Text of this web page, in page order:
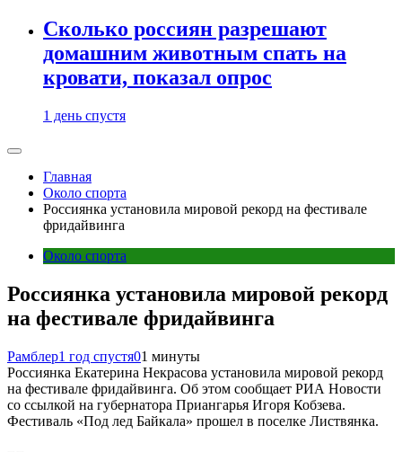
Сколько россиян разрешают
домашним животным спать на
кровати, показал опрос
1 день спустя
Главная
Около спорта
Россиянка установила мировой рекорд на фестивале
фридайвинга
Около спорта
Россиянка установила мировой рекорд
на фестивале фридайвинга
Рамблер1 год спустя01 минуты
Россиянка Екатерина Некрасова установила мировой рекорд
на фестивале фридайвинга. Об этом сообщает РИА Новости
со ссылкой на губернатора Приангарья Игоря Кобзева.
Фестиваль «Под лед Байкала» прошел в поселке Листвянка.